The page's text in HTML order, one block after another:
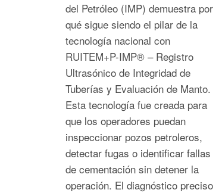
del Petróleo (IMP) demuestra por
qué sigue siendo el pilar de la
tecnología nacional con
RUITEM+P-IMP® – Registro
Ultrasónico de Integridad de
Tuberías y Evaluación de Manto.
Esta tecnología fue creada para
que los operadores puedan
inspeccionar pozos petroleros,
detectar fugas o identificar fallas
de cementación sin detener la
operación. El diagnóstico preciso